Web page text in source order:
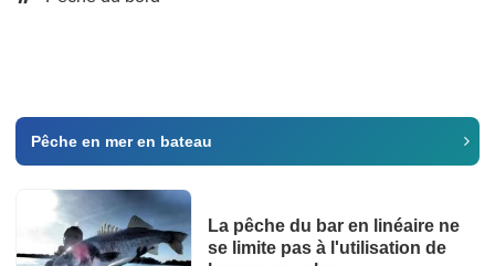
Pêche en mer en bateau
La pêche du bar en linéaire ne
se limite pas à l'utilisation de